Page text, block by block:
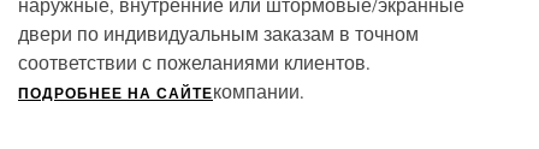
двери по индивидуальным заказам в точном
соответствии с пожеланиями клиентов.
ПОДРОБНЕЕ НА САЙТЕкомпании.